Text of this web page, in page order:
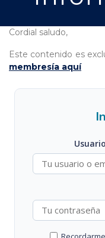
Cordial saludo,
Este contenido es
membresía aquí